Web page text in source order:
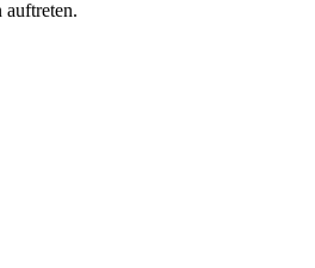
auftreten.